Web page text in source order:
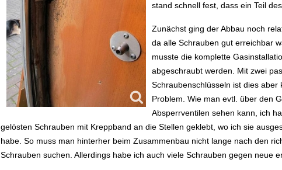
stand schnell fest, dass ein Teil
Zunächst ging der Abbau noch
da alle Schrauben gut erreichbar
musste die komplette
abgeschraubt werden. Mit zwei
Schraubenschlüsseln ist dies aber
Problem. Wie man evtl. über den
Absperrventilen sehen kann, ich
gelösten Schrauben mit Kreppband an die Stellen geklebt, wo ich sie
habe. So muss man hinterher beim Zusammenbau nicht lange nach den
Schrauben suchen. Allerdings habe ich auch viele Schrauben gegen neue